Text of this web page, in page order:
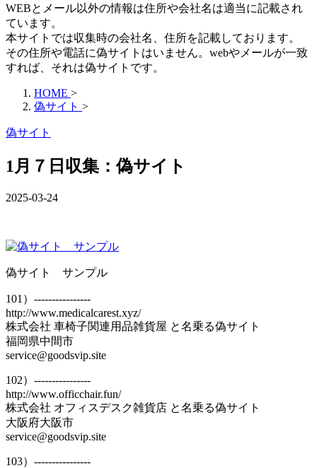
WEBとメール以外の情報は住所や会社名は適当に記載され
ています。
本サイトでは収集時の会社名、住所を記載しております。
その住所や電話に偽サイトはいません。webやメールが一致
すれば、それは偽サイトです。
HOME >
偽サイト >
偽サイト
1月７日収集：偽サイト
2025-03-24
偽サイト サンプル
101）----------------
http://www.medicalcarest.xyz/
株式会社 車椅子関連用品雑貨屋 と名乗る偽サイト
福岡県中間市
service@goodsvip.site
102）----------------
http://www.officchair.fun/
株式会社 オフィスデスク雑貨店 と名乗る偽サイト
大阪府大阪市
service@goodsvip.site
103）----------------